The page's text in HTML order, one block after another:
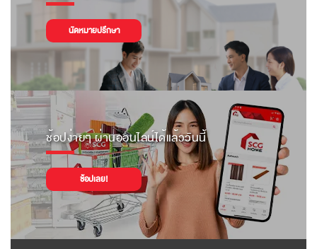
นัดหมายปรึกษา
ช้อปง่ายๆ ผ่านออนไลน์ได้แล้ววันนี้
ช้อปเลย!